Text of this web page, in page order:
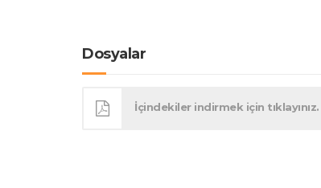
Dosyalar
İçindekiler indirmek için tıklayınız.